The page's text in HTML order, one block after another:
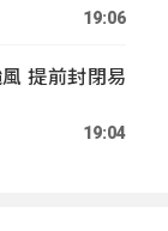
19:06
提前封閉易
19:04